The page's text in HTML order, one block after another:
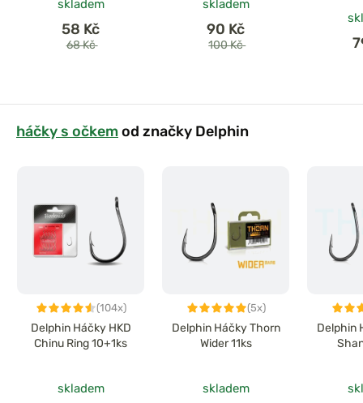
skladem
58 Kč
68 Kč
skladem
90 Kč
100 Kč
háčky s očkemod značky Delphin
(104x)
Delphin Háčky HKD
Chinu Ring 10+1ks
skladem
(5x)
Delphin Háčky Thorn
Wider 11ks
skladem
Delphin